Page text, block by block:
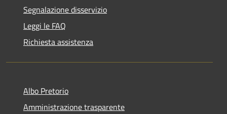
Segnalazione disservizio
Leggi le FAQ
Richiesta assistenza
Albo Pretorio
Amministrazione trasparente